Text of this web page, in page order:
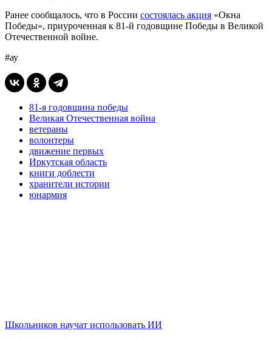
Ранее сообщалось, что в России состоялась акция «Окна
Победы», приуроченная к 81-й годовщине Победы в Великой
Отечественной войне.
#ау
81-я годовщина победы
Великая Отечественная война
ветераны
волонтеры
движение первых
Иркутская область
книги доблести
хранители истории
юнармия
Школьников научат использовать ИИ